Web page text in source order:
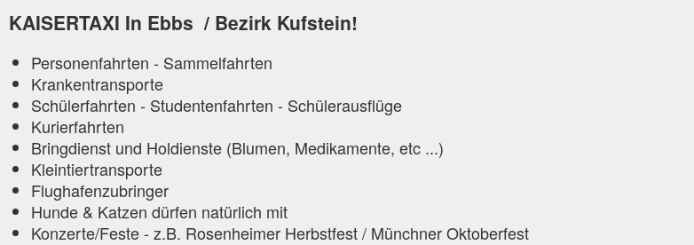
KAISERTAXI In Ebbs / Bezirk Kufstein!
Personenfahrten - Sammelfahrten
Krankentransporte
Schülerfahrten - Studentenfahrten - Schülerausflüge
Kurierfahrten
Bringdienst und Holdienste (Blumen, Medikamente, etc ...)
Kleintiertransporte
Flughafenzubringer
Hunde & Katzen dürfen natürlich mit
Konzerte/Feste - z.B. Rosenheimer Herbstfest / Münchner Oktoberfest